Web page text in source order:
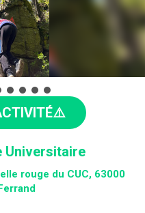
Universitaire
rouge du CUC, 63000